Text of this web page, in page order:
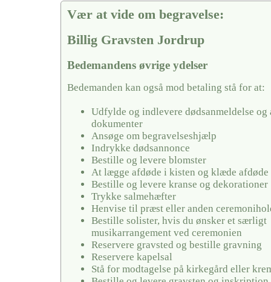
Vær at vide om begravelse:
Billig Gravsten Jordrup
Bedemandens øvrige ydelser
Bedemanden kan også mod betaling stå for at:
Udfylde og indlevere dødsanmeldelse
dokumenter
Ansøge om begravelseshjælp
Indrykke dødsannonce
Bestille og levere blomster
At lægge afdøde i kisten og klæde afdøde
Bestille og levere kranse og dekorationer
Trykke salmehæfter
Henvise til præst eller anden
Bestille solister, hvis du ønsker et særligt
musikarrangement ved ceremonien
Reservere gravsted og bestille gravning
Reservere kapelsal
Stå for modtagelse på kirkegård eller